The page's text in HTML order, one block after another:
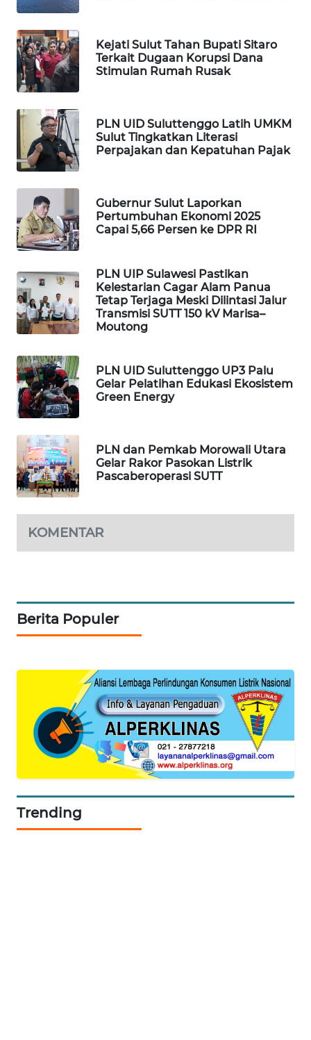
Kejati Sulut Tahan Bupati Sitaro
Terkait Dugaan Korupsi Dana
Stimulan Rumah Rusak
PLN UID Suluttenggo Latih UMKM
Sulut Tingkatkan Literasi
Perpajakan dan Kepatuhan Pajak
Gubernur Sulut Laporkan
Pertumbuhan Ekonomi 2025
Capai 5,66 Persen ke DPR RI
PLN UIP Sulawesi Pastikan
Kelestarian Cagar Alam Panua
Tetap Terjaga Meski Dilintasi Jalur
Transmisi SUTT 150 kV Marisa–
Moutong
PLN UID Suluttenggo UP3 Palu
Gelar Pelatihan Edukasi Ekosistem
Green Energy
PLN dan Pemkab Morowali Utara
Gelar Rakor Pasokan Listrik
Pascaberoperasi SUTT
KOMENTAR
Berita Populer
Trending
LPKKI
KOPEKLIN
PORTAL
KONSUMEN
FORWAMKI
FORJASIDA
TAMBANG
SITUNGIR
NEWS
SIDIKALANG
NEWS
SIBARAGAS
METRO
SIANTAR
METRO
MEDAN
NEWS
METRO
KRT
NEWS
NEWS